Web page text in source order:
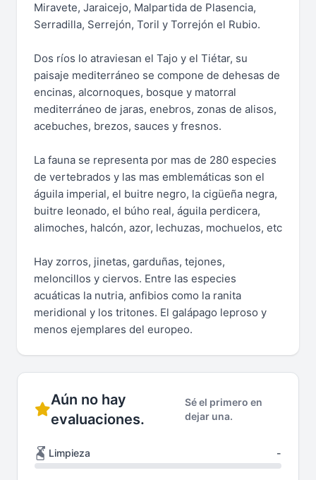
Miravete, Jaraicejo, Malpartida de Plasencia,
Serradilla, Serrejón, Toril y Torrejón el Rubio.
Dos ríos lo atraviesan el Tajo y el Tiétar, su
paisaje mediterráneo se compone de dehesas de
encinas, alcornoques, bosque y matorral
mediterráneo de jaras, enebros, zonas de alisos,
acebuches, brezos, sauces y fresnos.
La fauna se representa por mas de 280 especies
de vertebrados y las mas emblemáticas son el
águila imperial, el buitre negro, la cigüeña negra,
buitre leonado, el búho real, águila perdicera,
alimoches, halcón, azor, lechuzas, mochuelos, etc
Hay zorros, jinetas, garduñas, tejones,
meloncillos y ciervos. Entre las especies
acuáticas la nutria, anfibios como la ranita
meridional y los tritones. El galápago leproso y
menos ejemplares del europeo.
Aún no hay
evaluaciones.
Sé el primero en
dejar una.
Limpieza -